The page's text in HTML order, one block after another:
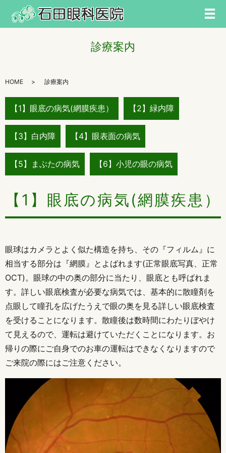
メ
診療案内
HOME 診療案内
【1】眼底の病気(網膜疾患） 【2】緑内障
【3】白内障 【4】眼表面の病気
【5】まぶたの病気 【6】小児の眼の病気
【1】眼底の病気(網膜疾患）
眼球はカメラとよく似た構造を持ち、その『フィルム』に
相当する部分は『網膜』とよばれます(正常眼底写真、正常
OCT)。眼球の中の奥の部分に当たり、眼底とも呼ばれま
す。詳しい眼底検査が必要な病気では、基本的に散瞳剤を
点眼して瞳孔を広げたうえで眼の奥を見る詳しい眼底検査
を受けることになります。散瞳後は数時間にわたりぼやけ
て見えるので、運転は避けていただくことになります。お
帰りの際にご自身でのお車の運転はできなくなりますので
ご来院の際にはご注意ください。